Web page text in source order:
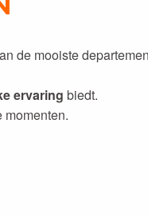
de mooiste
ervaring biedt.
momenten.